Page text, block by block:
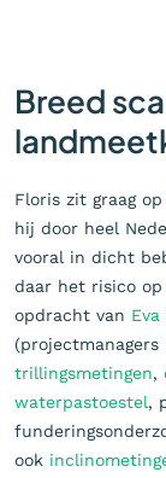
Breed
Floris zit graag
hij door heel
vooral in dicht
daar het risico op
opdracht van
trillingsmetingen,
waterpastoestel,
ook